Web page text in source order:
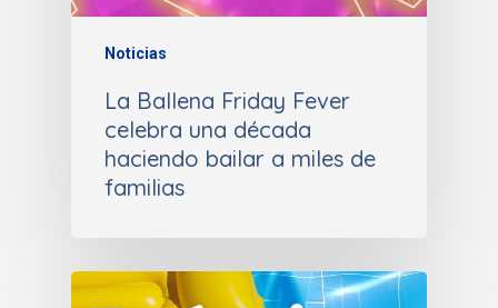
Noticias
La Ballena Friday Fever
celebra una década
haciendo bailar a miles de
familias